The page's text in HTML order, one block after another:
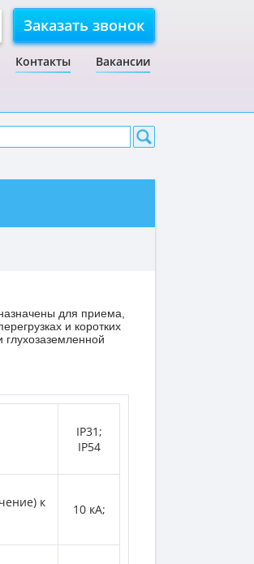
Заказать звонок
Контакты Вакансии
для приема,
и коротких
IP31;
IP54
к
10 кА;